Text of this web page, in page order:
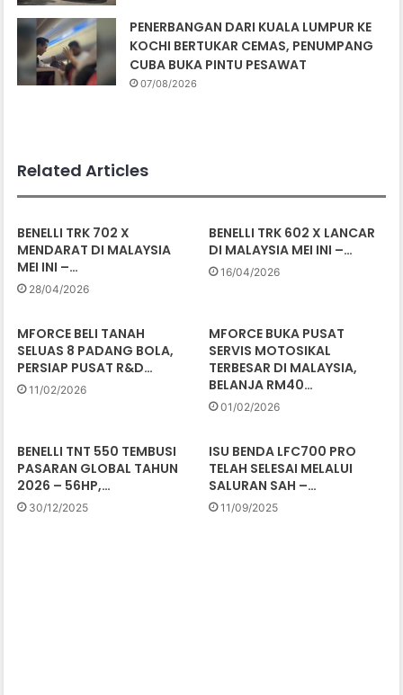
PENERBANGAN DARI KUALA LUMPUR KE
KOCHI BERTUKAR CEMAS, PENUMPANG
CUBA BUKA PINTU PESAWAT
07/08/2026
Related Articles
BENELLI TRK 702 X
MENDARAT DI MALAYSIA
MEI INI –…
28/04/2026
BENELLI TRK 602 X LANCAR
DI MALAYSIA MEI INI –…
16/04/2026
MFORCE BELI TANAH
SELUAS 8 PADANG BOLA,
PERSIAP PUSAT R&D…
11/02/2026
MFORCE BUKA PUSAT
SERVIS MOTOSIKAL
TERBESAR DI MALAYSIA,
BELANJA RM40…
01/02/2026
BENELLI TNT 550 TEMBUSI
PASARAN GLOBAL TAHUN
2026 – 56HP,…
30/12/2025
ISU BENDA LFC700 PRO
TELAH SELESAI MELALUI
SALURAN SAH –…
11/09/2025